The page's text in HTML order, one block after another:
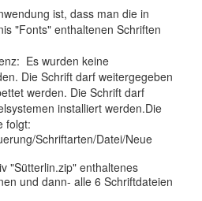
ist, dass man die in
"Fonts" enthaltenen Schriften
Es wurden keine
Die Schrift darf weitergegeben
werden. Die Schrift darf
installiert werden.Die
folgt:
Schriftarten/Datei/Neue
"Sütterlin.zip" enthaltenes
und dann- alle 6 Schriftdateien